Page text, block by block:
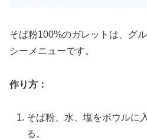
そば粉100%のガレットは、グ
シーメニューです。
作り方：
そば粉、水、塩をボウルに
る。